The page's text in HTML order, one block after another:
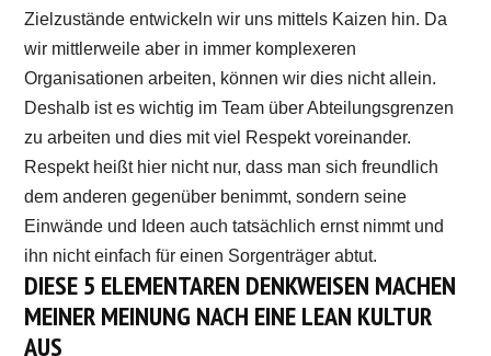
Zielzustände entwickeln wir uns mittels Kaizen hin. Da
wir mittlerweile aber in immer komplexeren
Organisationen arbeiten, können wir dies nicht allein.
Deshalb ist es wichtig im Team über Abteilungsgrenzen
zu arbeiten und dies mit viel Respekt voreinander.
Respekt heißt hier nicht nur, dass man sich freundlich
dem anderen gegenüber benimmt, sondern seine
Einwände und Ideen auch tatsächlich ernst nimmt und
ihn nicht einfach für einen Sorgenträger abtut.
DIESE 5 ELEMENTAREN DENKWEISEN MACHEN
MEINER MEINUNG NACH EINE LEAN KULTUR
AUS